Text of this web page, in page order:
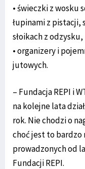
• świeczki z wosku
łupinami z pistacji,
słoikach z odzysku,
• organizery i
jutowych.
– Fundacja REPI i
na kolejne lata
rok. Nie chodzi o
choć jest to bardzo
prowadzonych od
Fundacji REPI.